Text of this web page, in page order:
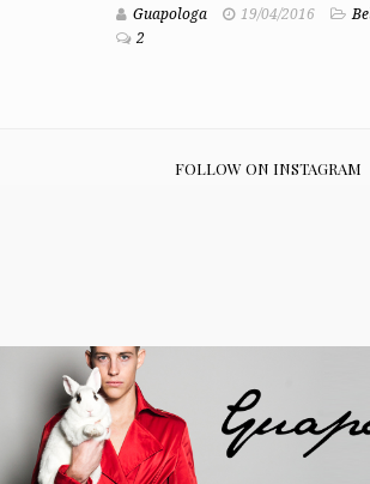
Guapologa 19/04/2016
2
FOLLOW ON INSTAGRAM